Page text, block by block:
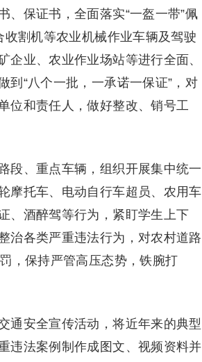
、保证书，全面落实“一盔一带”佩
割机等农业机械作业车辆及驾驶
企业、农业作业场站等进行全面、
到“八个一批，一承诺一保证”，对
位和责任人，做好整改、销号工
段、重点车辆，组织开展集中统一
摩托车、电动自行车超员、农用车
、酒醉驾等行为，紧盯学生上下
治各类严重违法行为，对农村道路
，保持严管高压态势，铁腕打
通安全宣传活动，将近年来的典型
违法案例制作成图文、视频资料并